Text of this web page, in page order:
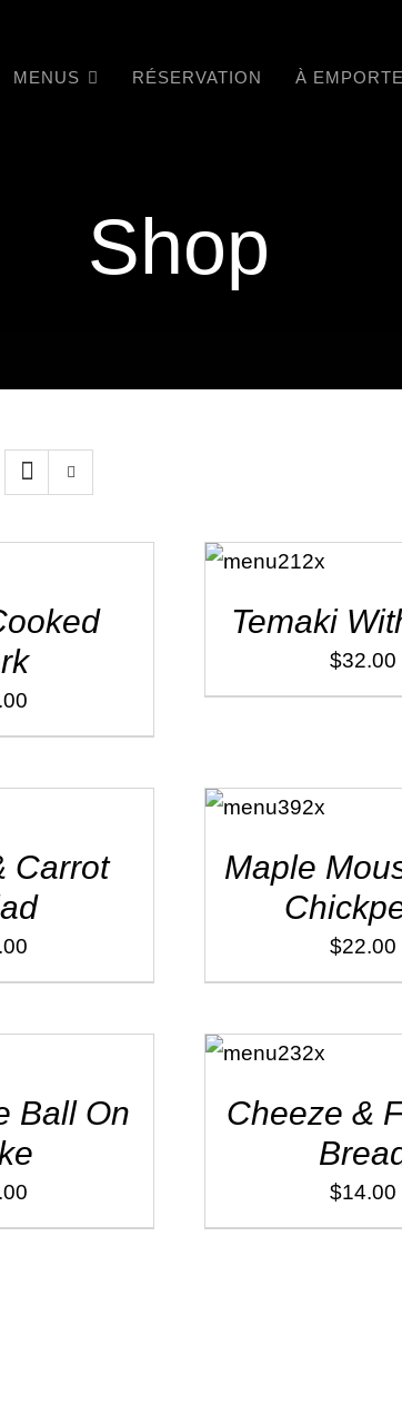
MENUS RÉSERVATION À
Shop
ADD TO
CART
/
Temaki
$32.00
Carrot
ADD TO
CART
/
Maple
$22.00
Ball On
ADD TO
CART
/
Cheeze &
$14.00